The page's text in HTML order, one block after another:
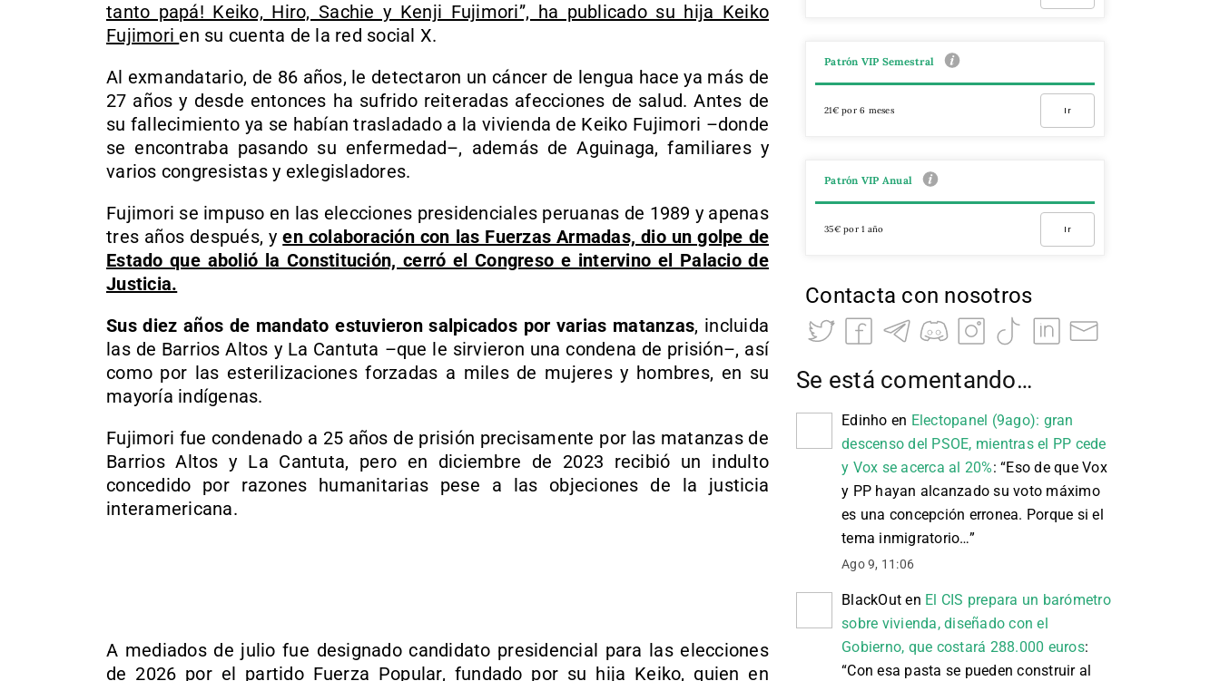
tanto papá! Keiko, Hiro, Sachie y Kenji Fujimori”, ha publicado su hija Keiko
Fujimori en su cuenta de la red social X.
Al exmandatario, de 86 años, le detectaron un cáncer de lengua hace ya más de
27 años y desde entonces ha sufrido reiteradas afecciones de salud. Antes de
su fallecimiento ya se habían trasladado a la vivienda de Keiko Fujimori –donde
se encontraba pasando su enfermedad–, además de Aguinaga, familiares y
varios congresistas y exlegisladores.
Fujimori se impuso en las elecciones presidenciales peruanas de 1989 y apenas
tres años después, yen colaboración con las Fuerzas Armadas, dio un golpe de
Estado que abolió la Constitución, cerró el Congreso e intervino el Palacio de
Justicia.
Sus diez años de mandato estuvieron salpicados por varias matanzas, incluida
las de Barrios Altos y La Cantuta –que le sirvieron una condena de prisión–, así
como por las esterilizaciones forzadas a miles de mujeres y hombres, en su
mayoría indígenas.
Fujimori fue condenado a 25 años de prisión precisamente por las matanzas de
Barrios Altos y La Cantuta, pero en diciembre de 2023 recibió un indulto
concedido por razones humanitarias pese a las objeciones de la justicia
interamericana.
A mediados de julio fue designado candidato presidencial para las elecciones
de 2026 por el partido Fuerza Popular, fundado por su hija Keiko, quien en
Patrón VIP Semestral
21€ por 6 meses Ir
Patrón VIP Anual
35€ por 1 año Ir
Contacta con nosotros
Se está comentando…
Edinho en Electopanel (9ago): gran
descenso del PSOE, mientras el PP cede
y Vox se acerca al 20%: “Eso de que Vox
y PP hayan alcanzado su voto máximo
es una concepción erronea. Porque si el
tema inmigratorio…”
Ago 9, 11:06
BlackOut en El CIS prepara un barómetro
sobre vivienda, diseñado con el
Gobierno, que costará 288.000 euros:
“Con esa pasta se pueden construir al